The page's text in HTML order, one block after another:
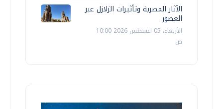
الآثار المصرية وتأثيرات الزلازل عبر
العصور
الأربعاء، 05 اغسطس 2026 10:00
ص